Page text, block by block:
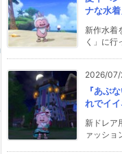
ナな水
新作水着
く」に行
2026/
『あぶ
れでイ
新ドレア
ァッショ